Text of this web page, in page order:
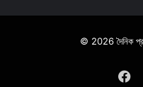
© 2026 দৈনিক